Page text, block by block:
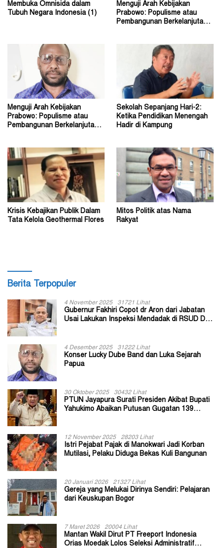
Membuka Omnisida dalam
Tubuh Negara Indonesia (1)
Menguji Arah Kebijakan
Prabowo: Populisme atau
Pembangunan Berkelanjutan?
Menguji Arah Kebijakan
Prabowo: Populisme atau
Pembangunan Berkelanjutan?
Sekolah Sepanjang Hari-2:
Ketika Pendidikan Menengah
Hadir di Kampung
Krisis Kebajikan Publik Dalam
Tata Kelola Geothermal Flores
Mitos Politik atas Nama
Rakyat
Berita Terpopuler
4 November 2025 31721 Lihat
Gubernur Fakhiri Copot dr Aron dari Jabatan
Usai Lakukan Inspeksi Mendadak di RSUD Dok
4 Desember 2025 31222 Lihat
Konser Lucky Dube Band dan Luka Sejarah
Papua
30 Oktober 2025 30432 Lihat
PTUN Jayapura Surati Presiden Akibat Bupati
Yahukimo Abaikan Putusan Gugatan 139
12 November 2025 28203 Lihat
Istri Pejabat Pajak di Manokwari Jadi Korban
Mutilasi, Pelaku Diduga Bekas Kuli Bangunan
20 Januari 2026 21327 Lihat
Gereja yang Melukai Dirinya Sendiri: Pelajaran
dari Keuskupan Bogor
7 Maret 2026 20004 Lihat
Mantan Wakil Dirut PT Freeport Indonesia
Orias Moedak Lolos Seleksi Administratif